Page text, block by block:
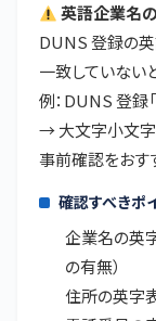
英語企業名
DUNS 登録の
一致していないと
例：DUNS 登録
→ 大文字小文字
事前確認をおす
確認すべきポ
企業名の英字
の有無）
住所の英字表